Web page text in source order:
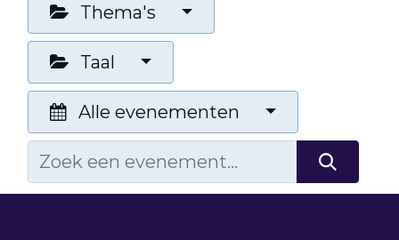
Thema's
Taal
Alle evenementen